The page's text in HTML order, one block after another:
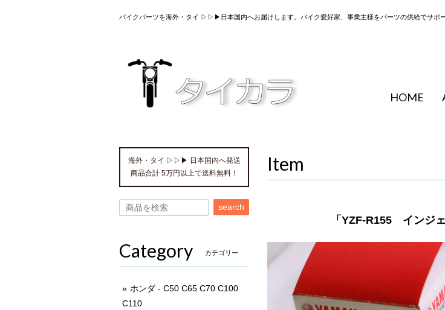
バイクパーツを海外・タイ ▷▷▶日本国内へお届けします。バイク愛好家、事業主様をパーツの供給でサポー
HOME
Item
「YZF-R155 インジ
海外・タイ ▷▷▶ 日本国内へ発送
商品合計 5万円以上で送料無料！
search
Category カテゴリー
ホンダ - C50 C65 C70 C100
C110